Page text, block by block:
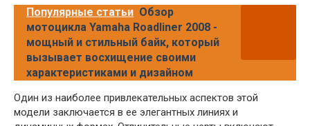
Популярные статьи Обзор
мотоцикла Yamaha Roadliner 2008 -
мощный и стильный байк, который
вызывает восхищение своими
характеристиками и дизайном
Один из наиболее привлекательных аспектов этой
модели заключается в ее элегантных линиях и